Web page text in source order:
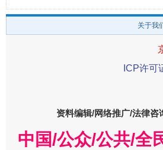
在谋一域中谋全局
关于我
ICP许可
资料编辑/网络推广/法律咨
中国/公众/公共/全